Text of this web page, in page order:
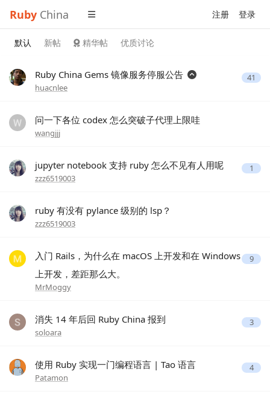
Ruby China 注册 登录
默认 新帖 精华帖 优质讨论
Ruby China Gems 镜像服务停服公告
huacnlee
41
问一下各位 codex 怎么突破子代理上限哇
wangjjj
jupyter notebook 支持 ruby 怎么不见有人用呢
zzz6519003
1
ruby 有没有 pylance 级别的 lsp？
zzz6519003
入门 Rails，为什么在 macOS 上开发和在 Windows
上开发，差距那么大。
MrMoggy
9
消失 14 年后回 Ruby China 报到
soloara
3
使用 Ruby 实现一门编程语言 | Tao 语言
Patamon
4